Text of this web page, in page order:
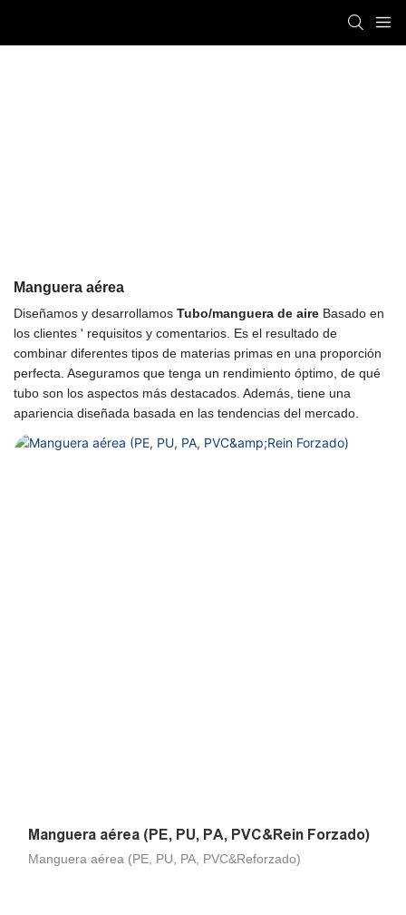
Manguera aérea
Diseñamos y desarrollamos Tubo/manguera de aire Basado en
los clientes ' requisitos y comentarios. Es el resultado de
combinar diferentes tipos de materias primas en una proporción
perfecta. Aseguramos que tenga un rendimiento óptimo, de qué
tubo son los aspectos más destacados. Además, tiene una
apariencia diseñada basada en las tendencias del mercado.
Manguera aérea (PE, PU, ​​PA, PVC&Rein Forzado)
Manguera aérea (PE, PU, ​​PA, PVC&Reforzado)